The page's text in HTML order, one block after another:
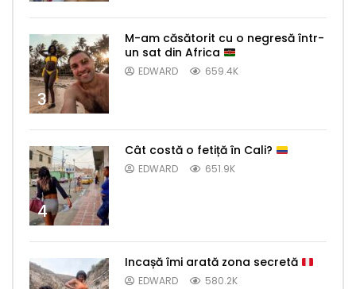
3
M-am căsătorit cu o negresă într-
un sat din Africa
EDWARD 659.4K
4
Cât costă o fetiță în Cali?
EDWARD 651.9K
Incașă îmi arată zona secretă
EDWARD 580.2K